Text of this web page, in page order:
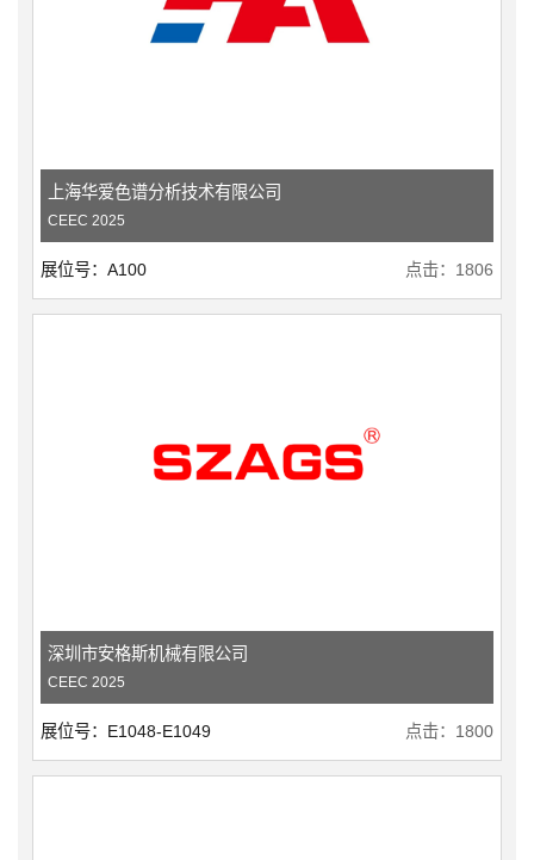
上海华爱色谱分析技术有限公司
CEEC 2025
展位号：A100 点击：1806
深圳市安格斯机械有限公司
CEEC 2025
展位号：E1048-E1049 点击：1800